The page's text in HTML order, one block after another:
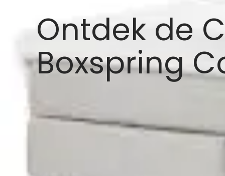
Ontdek de
Boxspring